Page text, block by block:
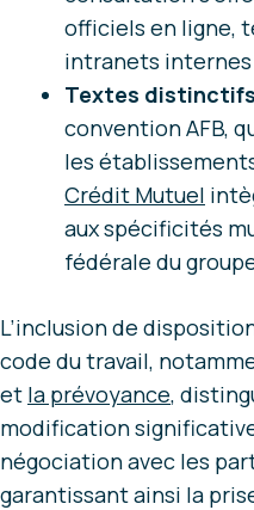
officiels en ligne,
intranets internes
Textes
convention AFB,
les
Crédit Mutuel
aux spécificités
fédérale du
L’inclusion de
code du travail,
et la prévoyance,
modification
négociation avec les
garantissant ainsi la